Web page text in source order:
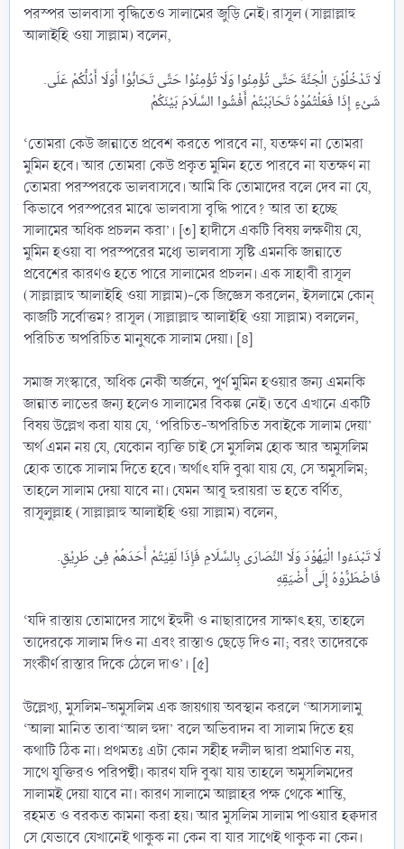
পরস্পর ভালবাসা বৃদ্ধিতেও সালামের জুড়ি নেই। রাসূল (সাল্লাল্লাহু
আলাইহি ওয়া সাল্লাম) বলেন,
.لَا تَدْخُلُوْنَ الْجَنَّةَ حَتَّى تُؤْمِنُوا وَلَا تُؤْمِنُوْا حَتَّى تَحَابُّوْا أَوَلَا أَدُلُّكُمْ عَلَى
‘তোমরা কেউ জান্নাতে প্রবেশ করতে পারবে না, যতক্ষণ না তোমরা
মুমিন হবে। আর তোমরা কেউ প্রকৃত মুমিন হতে পারবে না যতক্ষণ না
তোমরা পরস্পরকে ভালবাসবে। আমি কি তোমাদের বলে দেব না যে,
কিভাবে পরস্পরের মাঝে ভালবাসা বৃদ্ধি পাবে? আর তা হচ্ছে
সালামের অধিক প্রচলন করা’। [৩] হাদীসে একটি বিষয় লক্ষণীয় যে,
মুমিন হওয়া বা পরস্পরের মধ্যে ভালবাসা সৃষ্টি এমনকি জান্নাতে
প্রবেশের কারণও হতে পারে সালামের প্রচলন। এক সাহাবী রাসূল
(সাল্লাল্লাহু আলাইহি ওয়া সাল্লাম)-কে জিজ্ঞেস করলেন, ইসলামে কোন্
কাজটি সর্বোত্তম? রাসূল (সাল্লাল্লাহু আলাইহি ওয়া সাল্লাম) বললেন,
পরিচিত অপরিচিত মানুষকে সালাম দেয়া। [৪]
সমাজ সংস্কারে, অধিক নেকী অর্জনে, পূর্ণ মুমিন হওয়ার জন্য এমনকি
জান্নাত লাভের জন্য হলেও সালামের বিকল্প নেই। তবে এখানে একটি
বিষয় উল্লেখ করা যায় যে, ‘পরিচিত-অপরিচিত সবাইকে সালাম দেয়া’
অর্থ এমন নয় যে, যেকোন ব্যক্তি চাই সে মুসলিম হোক আর অমুসলিম
হোক তাকে সালাম দিতে হবে। অর্থাৎ যদি বুঝা যায় যে, সে অমুসলিম;
তাহলে সালাম দেয়া যাবে না। যেমন আবূ হুরায়রা ভ হতে বর্ণিত,
রাসূলুল্লাহ (সাল্লাল্লাহু আলাইহি ওয়া সাল্লাম) বলেন,
.لَا تَبْدَءُوا الْيَهُوْدَ وَلَا النَّصَارَى بِالسَّلَامِ فَإِذَا لَقِيْتُمْ أَحَدَهُمْ فِىْ طَرِيْقٍ
‘যদি রাস্তায় তোমাদের সাথে ইহুদী ও নাছারাদের সাক্ষাৎ হয়, তাহলে
তাদেরকে সালাম দিও না এবং রাস্তাও ছেড়ে দিও না; বরং তাদেরকে
সংকীর্ণ রাস্তার দিকে ঠেলে দাও’। [৫]
উল্লেখ্য, মুসলিম-অমুসলিম এক জায়গায় অবস্থান করলে ‘আসসালামু
‘আলা মানিত তাবা‘আল হুদা’ বলে অভিবাদন বা সালাম দিতে হয়
কথাটি ঠিক না। প্রথমতঃ এটা কোন সহীহ দলীল দ্বারা প্রমাণিত নয়,
সাথে যুক্তিরও পরিপন্থী। কারণ যদি বুঝা যায় তাহলে অমুসলিমদের
সালামই দেয়া যাবে না। কারণ সালামে আল্লাহর পক্ষ থেকে শান্তি,
রহমত ও বরকত কামনা করা হয়। আর মুসলিম সালাম পাওয়ার হক্বদার
সে যেভাবে যেখানেই থাকুক না কেন বা যার সাথেই থাকুক না কেন।